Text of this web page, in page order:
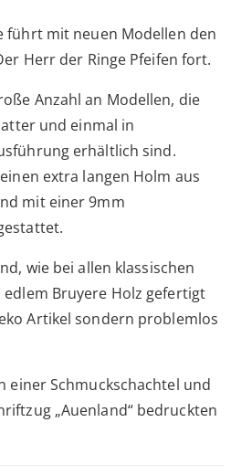
führt mit neuen Modellen den
Herr der Ringe Pfeifen fort.
Anzahl an Modellen, die
und einmal in
erhältlich sind.
extra langen Holm aus
mit einer 9mm
wie bei allen klassischen
edlem Bruyere Holz gefertigt
Artikel sondern problemlos
einer Schmuckschachtel und
„Auenland“ bedruckten